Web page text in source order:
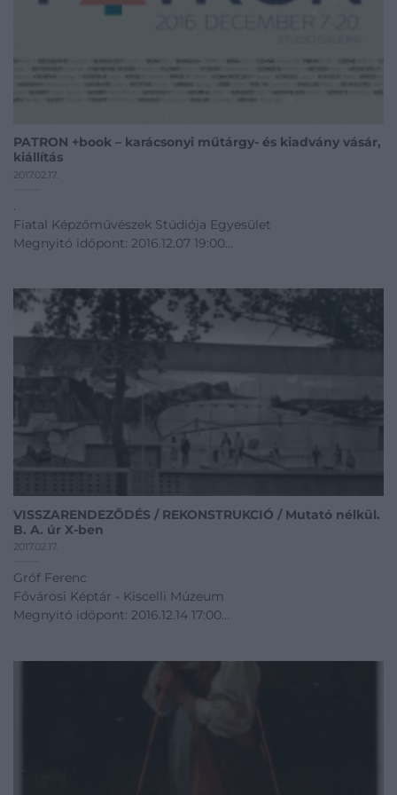
PATRON +book – karácsonyi műtárgy- és kiadvány vásár,
kiállítás
2017.02.17.
Fiatal Képzőművészek Stúdiója Egyesület
Megnyitó időpont: 2016.12.07 19:00
VISSZARENDEZŐDÉS / REKONSTRUKCIÓ / Mutató nélkül.
B. A. úr X-ben
2017.02.17.
Gróf Ferenc
Fővárosi Képtár - Kiscelli Múzeum
Megnyitó időpont: 2016.12.14 17:00